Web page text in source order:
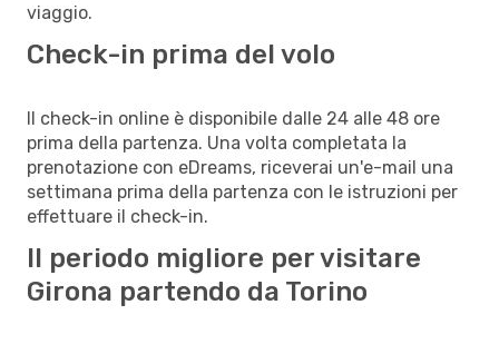
viaggio.
Check-in prima del volo
Il check-in online è disponibile dalle 24 alle 48 ore
prima della partenza. Una volta completata la
prenotazione con eDreams, riceverai un'e-mail una
settimana prima della partenza con le istruzioni per
effettuare il check-in.
Il periodo migliore per visitare
Girona partendo da Torino